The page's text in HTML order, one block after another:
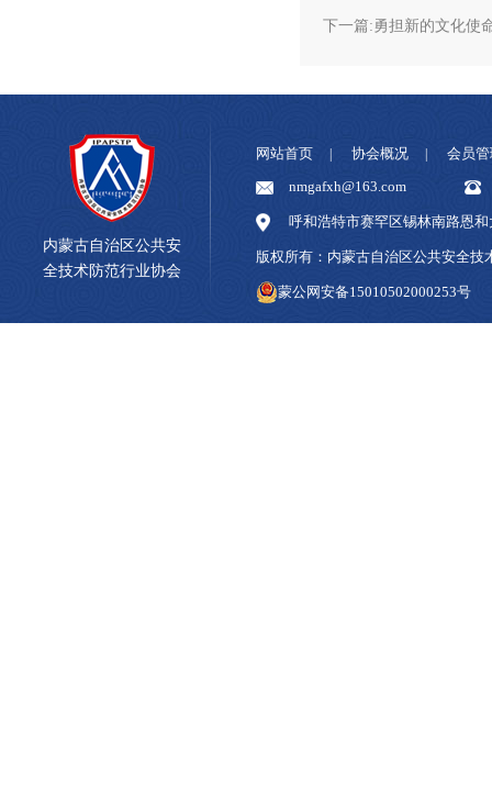
下一篇:勇担新的文化使
内蒙古自治区公共安
全技术防范行业协会
网站首页 协会概况
会员管
nmgafxh@163.com
呼和浩特市赛罕区锡林南路恩和
版权所有：内蒙古自治区公共安
蒙公网安备15010502000253号